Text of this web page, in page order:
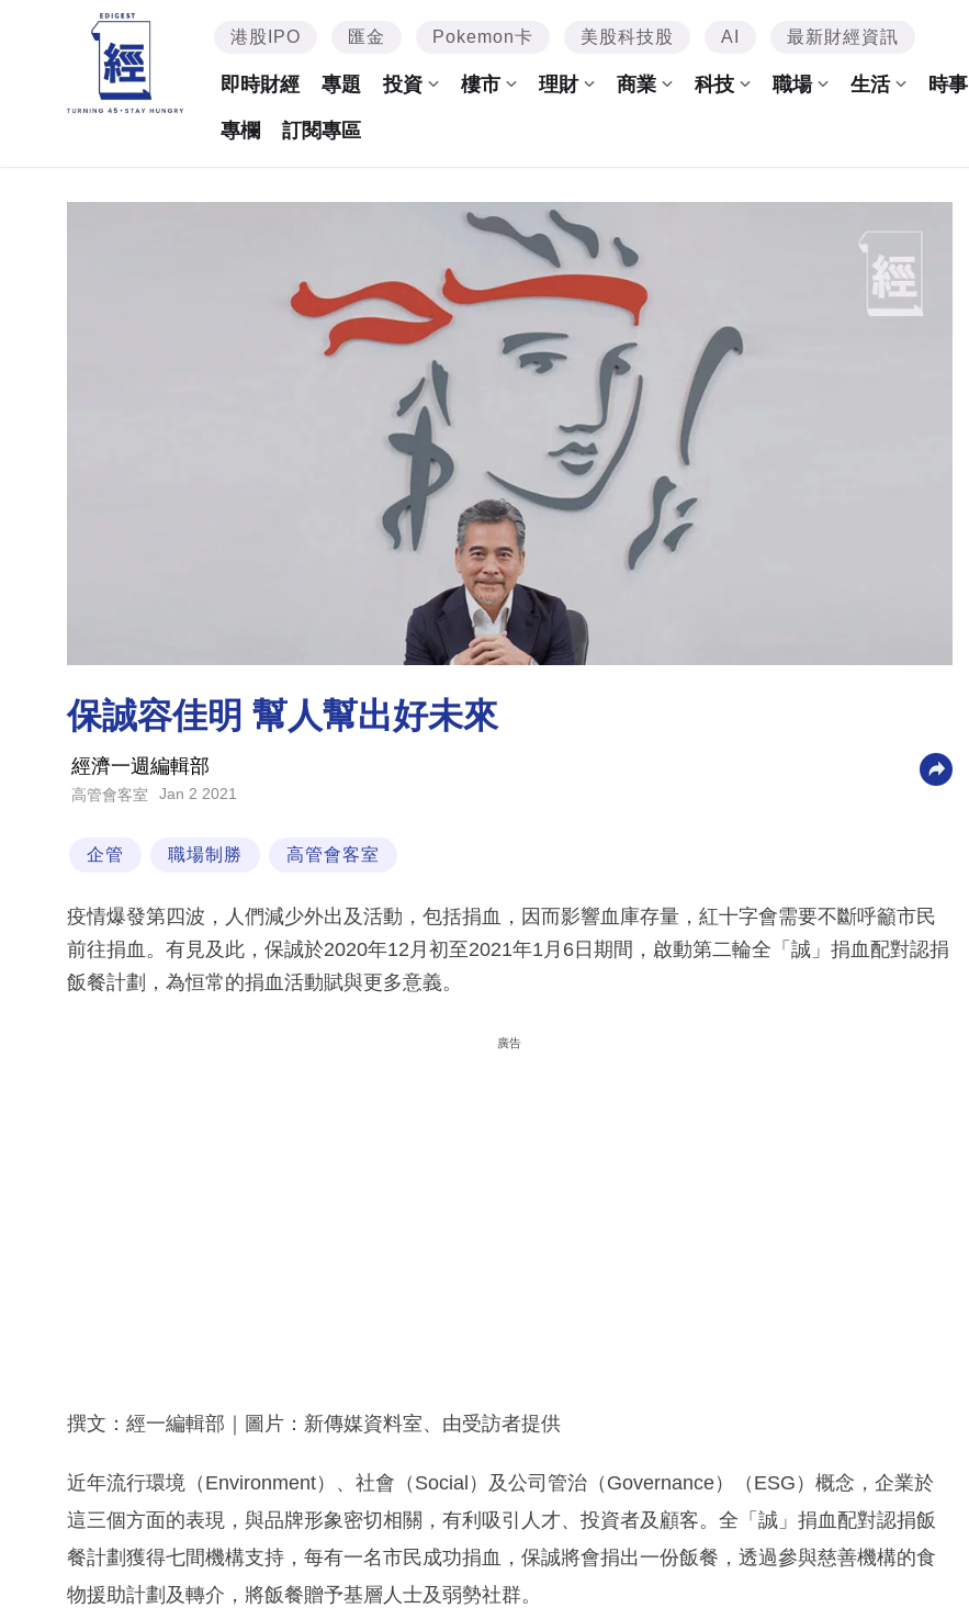
港股IPO 匯金 Pokemon卡 美股科技股 AI 最新財經資訊
即時財經 專題 投資 樓市 理財 商業 科技 職場 生活 時事
專欄 訂閱專區
保誠容佳明 幫人幫出好未來
經濟一週編輯部
高管會客室 Jan 2 2021
企管 職場制勝 高管會客室
疫情爆發第四波，人們減少外出及活動，包括捐血，因而影響血庫存量，紅十字會需要不斷呼籲市民
前往捐血。有見及此，保誠於2020年12月初至2021年1月6日期間，啟動第二輪全「誠」捐血配對認捐
飯餐計劃，為恒常的捐血活動賦與更多意義。
廣告
撰文：經一編輯部｜圖片：新傳媒資料室、由受訪者提供
近年流行環境（Environment）、社會（Social）及公司管治（Governance）（ESG）概念，企業於
這三個方面的表現，與品牌形象密切相關，有利吸引人才、投資者及顧客。全「誠」捐血配對認捐飯
餐計劃獲得七間機構支持，每有一名市民成功捐血，保誠將會捐出一份飯餐，透過參與慈善機構的食
物援助計劃及轉介，將飯餐贈予基層人士及弱勢社群。